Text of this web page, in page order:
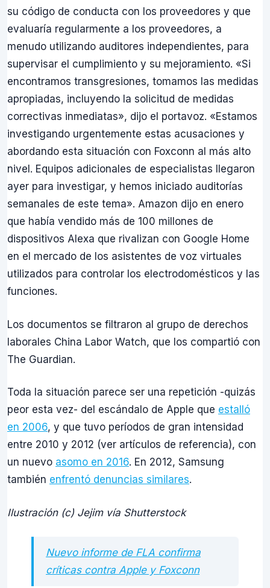
su código de conducta con los proveedores y que
evaluaría regularmente a los proveedores, a
menudo utilizando auditores independientes, para
supervisar el cumplimiento y su mejoramiento. «Si
encontramos transgresiones, tomamos las medidas
apropiadas, incluyendo la solicitud de medidas
correctivas inmediatas», dijo el portavoz. «Estamos
investigando urgentemente estas acusaciones y
abordando esta situación con Foxconn al más alto
nivel. Equipos adicionales de especialistas llegaron
ayer para investigar, y hemos iniciado auditorías
semanales de este tema». Amazon dijo en enero
que había vendido más de 100 millones de
dispositivos Alexa que rivalizan con Google Home
en el mercado de los asistentes de voz virtuales
utilizados para controlar los electrodomésticos y las
funciones.
Los documentos se filtraron al grupo de derechos
laborales China Labor Watch, que los compartió con
The Guardian.
Toda la situación parece ser una repetición -quizás
peor esta vez- del escándalo de Apple que estalló
en 2006, y que tuvo períodos de gran intensidad
entre 2010 y 2012 (ver artículos de referencia), con
un nuevo asomo en 2016. En 2012, Samsung
también enfrentó denuncias similares.
Ilustración (c) Jejim vía Shutterstock
Nuevo informe de FLA confirma
críticas contra Apple y Foxconn